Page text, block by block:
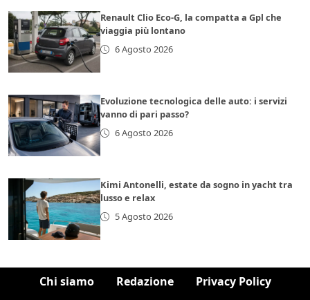
Renault Clio Eco-G, la compatta a Gpl che
viaggia più lontano
6 Agosto 2026
Evoluzione tecnologica delle auto: i servizi
vanno di pari passo?
6 Agosto 2026
Kimi Antonelli, estate da sogno in yacht tra
lusso e relax
5 Agosto 2026
Chi siamo Redazione Privacy Policy